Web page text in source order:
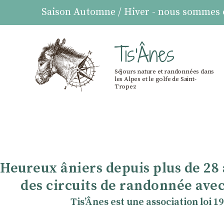
Saison Automne / Hiver - nous sommes
Tis'Ânes
Séjours nature et randonnées dans
les Alpes et le golfe de Saint-
Tropez
Heureux âniers depuis plus de
des circuits de randonnée
TisʼÂnes est une association loi